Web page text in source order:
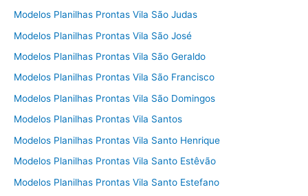
Modelos Planilhas Prontas Vila São Judas
Modelos Planilhas Prontas Vila São José
Modelos Planilhas Prontas Vila São Geraldo
Modelos Planilhas Prontas Vila São Francisco
Modelos Planilhas Prontas Vila São Domingos
Modelos Planilhas Prontas Vila Santos
Modelos Planilhas Prontas Vila Santo Henrique
Modelos Planilhas Prontas Vila Santo Estêvão
Modelos Planilhas Prontas Vila Santo Estefano